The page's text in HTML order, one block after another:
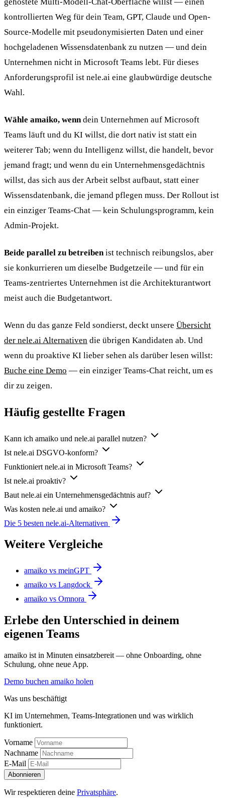
kontrollierten Weg für dein Team, GPT, Claude und Open-
Source-Modelle mit pseudonymisierten Daten und einer
hochgeladenen Wissensdatenbank zu nutzen — und dein
Unternehmen nicht in Microsoft Teams lebt. Für dieses
Anforderungsprofil ist nele.ai eine glaubwürdige deutsche
Wahl.
Wähle amaiko, wenn dein Unternehmen auf Microsoft
Teams läuft und du KI willst, die dort nativ ist statt ein
weiterer Tab; wenn du Intelligenz willst, die handelt, bevor
jemand fragt; und wenn du ein Unternehmensgedächtnis
willst, das sich aus der Arbeit selbst aufbaut, statt einer
Wissensdatenbank, die jemand pflegen muss. Der Rollout ist
ein einziger Teams-Chat — kein Schulungsprogramm, kein
Admin-Projekt.
Beide parallel zu betreiben ist technisch reibungslos, aber
sie konkurrieren um dieselbe Budgetzeile — und für ein
Teams-zentriertes Unternehmen ist die Architekturantwort
meist auch die Budgetantwort.
Wenn du das ganze Feld sondierst, deckt unsere Übersicht
der nele.ai Alternativen die übrigen Kandidaten ab. Und
wenn du proaktive KI lieber sehen als darüber lesen willst:
Buche eine Demo — ein einziger Teams-Chat reicht, um es
dir zu zeigen.
Häufig gestellte Fragen
Kann ich amaiko und nele.ai parallel nutzen?
Ist nele.ai DSGVO-konform?
Funktioniert nele.ai in Microsoft Teams?
Ist nele.ai proaktiv?
Baut nele.ai ein Unternehmensgedächtnis auf?
Was kosten nele.ai und amaiko?
Die 5 besten nele.ai-Alternativen
Weitere Vergleiche
amaiko vs meinGPT
amaiko vs Langdock
amaiko vs Omnora
Erlebe den Unterschied in deinem
eigenen Teams
amaiko ist in Minuten einsatzbereit — ohne Onboarding, ohne
Schulung, ohne neue App.
Demo buchen amaiko holen
Was uns beschäftigt
KI im Unternehmen, Teams-Integrationen und was wirklich
funktioniert.
Vorname
Nachname
E-Mail
Abonnieren
Wir respektieren deine Privatsphäre.